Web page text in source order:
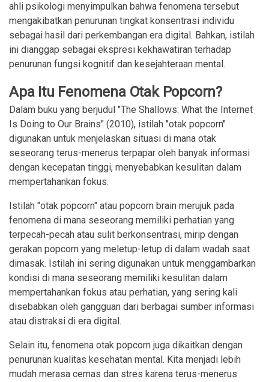
ahli psikologi menyimpulkan bahwa fenomena tersebut
mengakibatkan penurunan tingkat konsentrasi individu
sebagai hasil dari perkembangan era digital. Bahkan, istilah
ini dianggap sebagai ekspresi kekhawatiran terhadap
penurunan fungsi kognitif dan kesejahteraan mental.
Apa Itu Fenomena Otak Popcorn?
Dalam buku yang berjudul "The Shallows: What the Internet
Is Doing to Our Brains" (2010), istilah "otak popcorn"
digunakan untuk menjelaskan situasi di mana otak
seseorang terus-menerus terpapar oleh banyak informasi
dengan kecepatan tinggi, menyebabkan kesulitan dalam
mempertahankan fokus.
Istilah "otak popcorn" atau popcorn brain merujuk pada
fenomena di mana seseorang memiliki perhatian yang
terpecah-pecah atau sulit berkonsentrasi, mirip dengan
gerakan popcorn yang meletup-letup di dalam wadah saat
dimasak. Istilah ini sering digunakan untuk menggambarkan
kondisi di mana seseorang memiliki kesulitan dalam
mempertahankan fokus atau perhatian, yang sering kali
disebabkan oleh gangguan dari berbagai sumber informasi
atau distraksi di era digital.
Selain itu, fenomena otak popcorn juga dikaitkan dengan
penurunan kualitas kesehatan mental. Kita menjadi lebih
mudah merasa cemas dan stres karena terus-menerus